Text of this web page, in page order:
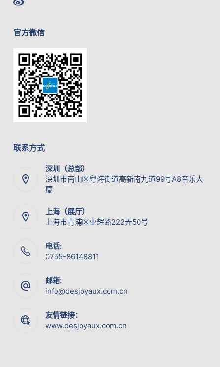
官方微信
联系方式
深圳（总部）
深圳市南山区粤海街道高新南九道99号A8音乐大
厦
上海（展厅）
上海市青浦区业辉路222弄50号
电话:
0755-86148811
邮箱:
info@desjoyaux.com.cn
友情链接：
www.desjoyaux.com.cn